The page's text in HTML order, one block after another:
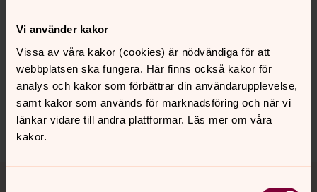
Vi använder kakor
Vissa av våra kakor (cookies) är nödvändiga för att
webbplatsen ska fungera. Här finns också kakor för
analys och kakor som förbättrar din användarupplevelse,
samt kakor som används för marknadsföring och när vi
länkar vidare till andra plattformar. Läs mer om våra
kakor.
Senast ändrad 17 april 2020
Synpunkter eller frågor på sidans
innehåll?
norrkoping@svenskakyrkan.se
Dela
Tillbaka till toppen
Tillbaka till innehållet